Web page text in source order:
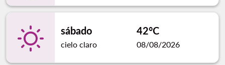
sábado
cielo claro
42°C
08/08/2026